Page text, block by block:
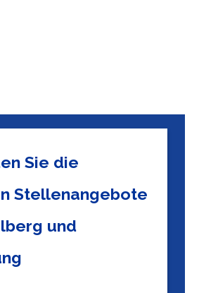
Sie die
Stellenangebote
und